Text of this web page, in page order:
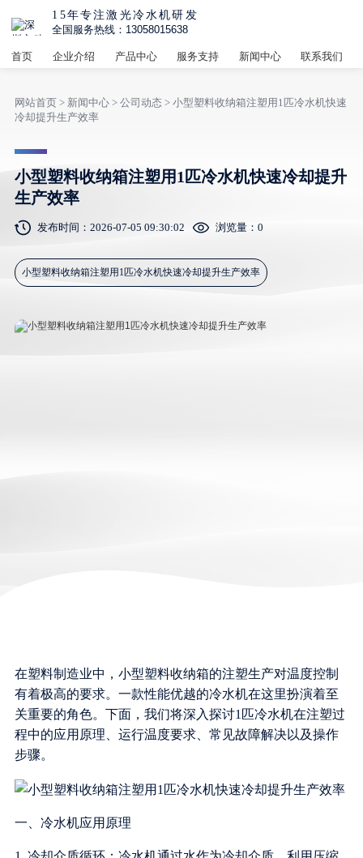
15年专注激光冷水机研发
全国服务热线：13058015638
首页 企业介绍 产品中心 服务支持 新闻中心 联系我们
网站首页> 新闻中心> 公司动态> 小型塑料收纳箱注塑用1匹冷水机快速
冷却提升生产效率
小型塑料收纳箱注塑用1匹冷水机快速冷却提升
生产效率
发布时间：2026-07-05 09:30:02 浏览量： 0
小型塑料收纳箱注塑用1匹冷水机快速冷却提升生产效率
在塑料制造业中，小型塑料收纳箱的注塑生产对温度控制
有着极高的要求。一款性能优越的冷水机在这里扮演着至
关重要的角色。下面，我们将深入探讨1匹冷水机在注塑过
程中的应用原理、运行温度要求、常见故障解决以及操作
步骤。
一、冷水机应用原理